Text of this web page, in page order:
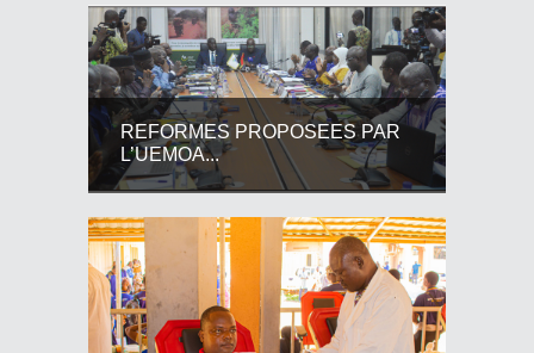
REFORMES PROPOSEES PAR
L’UEMOA...